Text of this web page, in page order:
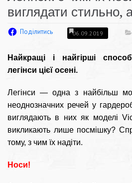
виглядати стильно,
Поділитись 06.09.2019
Найкращі і найгірші
легінси цієї осені.
Легінси — одна з найбільш
неоднозначних речей у
виглядають в них як моделі
викликають лише посмішку?
тому, з чим їх надіти.
Носи!